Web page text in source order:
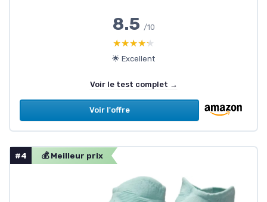
8.5 /10
★★★★★
★★★★★
🌟 Excellent
Voir le test complet →
Voir l'offre
#4 💰 Meilleur prix